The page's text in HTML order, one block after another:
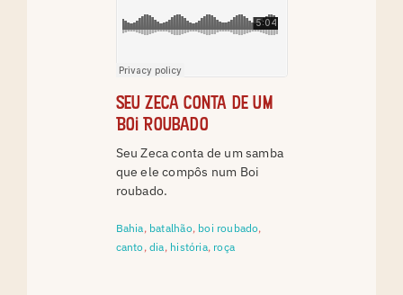
Seu Zeca conta de um
Boi Roubado
Seu Zeca conta de um samba
que ele compôs num Boi
roubado.
Bahia, batalhão, boi roubado,
canto,dia, história, roça